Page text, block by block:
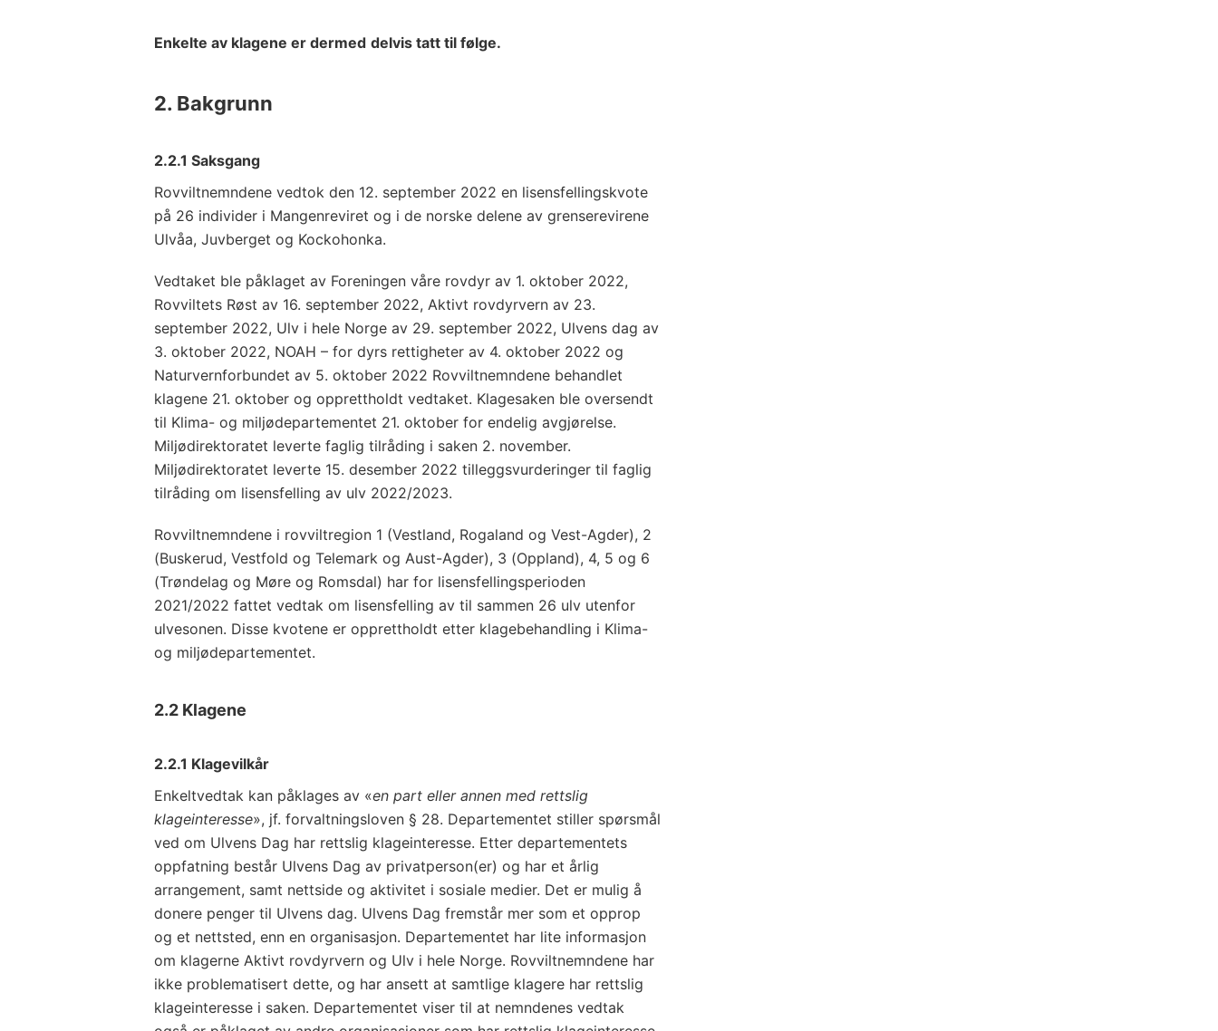
Enkelte av klagene er dermed delvis tatt til følge.
2. Bakgrunn
2.2.1 Saksgang
Rovviltnemndene vedtok den 12. september 2022 en lisensfellingskvote
på 26 individer i Mangenreviret og i de norske delene av grenserevirene
Ulvåa, Juvberget og Kockohonka.
Vedtaket ble påklaget av Foreningen våre rovdyr av 1. oktober 2022,
Rovviltets Røst av 16. september 2022, Aktivt rovdyrvern av 23.
september 2022, Ulv i hele Norge av 29. september 2022, Ulvens dag av
3. oktober 2022, NOAH – for dyrs rettigheter av 4. oktober 2022 og
Naturvernforbundet av 5. oktober 2022 Rovviltnemndene behandlet
klagene 21. oktober og opprettholdt vedtaket. Klagesaken ble oversendt
til Klima- og miljødepartementet 21. oktober for endelig avgjørelse.
Miljødirektoratet leverte faglig tilråding i saken 2. november.
Miljødirektoratet leverte 15. desember 2022 tilleggsvurderinger til faglig
tilråding om lisensfelling av ulv 2022/2023.
Rovviltnemndene i rovviltregion 1 (Vestland, Rogaland og Vest-Agder), 2
(Buskerud, Vestfold og Telemark og Aust-Agder), 3 (Oppland), 4, 5 og 6
(Trøndelag og Møre og Romsdal) har for lisensfellingsperioden
2021/2022 fattet vedtak om lisensfelling av til sammen 26 ulv utenfor
ulvesonen. Disse kvotene er opprettholdt etter klagebehandling i Klima-
og miljødepartementet.
2.2 Klagene
2.2.1 Klagevilkår
Enkeltvedtak kan påklages av «en part eller annen med rettslig
klageinteresse», jf. forvaltningsloven § 28. Departementet stiller spørsmål
ved om Ulvens Dag har rettslig klageinteresse. Etter departementets
oppfatning består Ulvens Dag av privatperson(er) og har et årlig
arrangement, samt nettside og aktivitet i sosiale medier. Det er mulig å
donere penger til Ulvens dag. Ulvens Dag fremstår mer som et opprop
og et nettsted, enn en organisasjon. Departementet har lite informasjon
om klagerne Aktivt rovdyrvern og Ulv i hele Norge. Rovviltnemndene har
ikke problematisert dette, og har ansett at samtlige klagere har rettslig
klageinteresse i saken. Departementet viser til at nemndenes vedtak